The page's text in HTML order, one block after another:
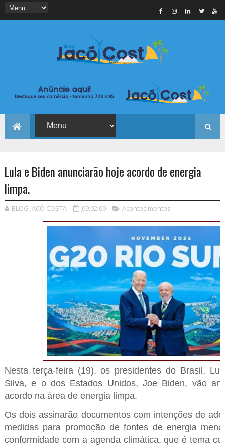
Lula e Biden anunciarão hoje acordo de energia
limpa.
BLOG JACÓ COSTA 09:02:00 Acontecimentos
Nesta terça-feira (19), os presidentes do Brasil,
Silva, e o dos Estados Unidos, Joe Biden, vão
acordo na área de energia limpa.
Os dois assinarão documentos com intenções de
medidas para promoção de fontes de energia
conformidade com a agenda climática, que é tema